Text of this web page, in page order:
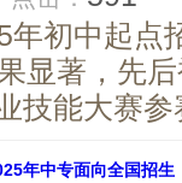
年初中起点
显著，先
技能大赛
年中专面向全国招生